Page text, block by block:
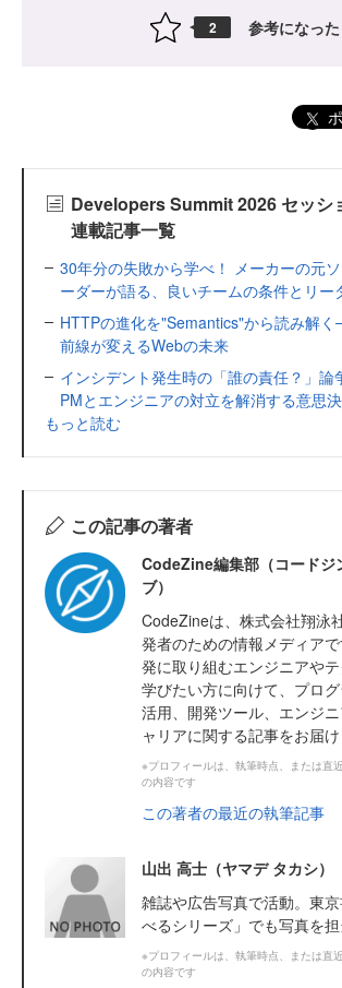
2 参考になった
Developers Summit 2026 セッシ
連載記事一覧
30年分の失敗から学べ！ メーカーの元
ーダーが語る、良いチームの条件とリー
HTTPの進化を"Semantics"から読み解
前線が変えるWebの未来
インシデント発生時の「誰の責任？」論
PMとエンジニアの対立を解消する意思
もっと読む
この記事の著者
CodeZine編集部（コードジ
ブ）
CodeZineは、株式会社翔泳
発者のための情報メディア
発に取り組むエンジニアや
学びたい方に向けて、プロ
活用、開発ツール、エンジ
ャリアに関する記事をお届け
※プロフィールは、執筆時点、または直
の内容です
この著者の最近の執筆記事
山出 高士（ヤマデ タカシ）
雑誌や広告写真で活動。東
べるシリーズ」でも写真を担
※プロフィールは、執筆時点、または直
の内容です